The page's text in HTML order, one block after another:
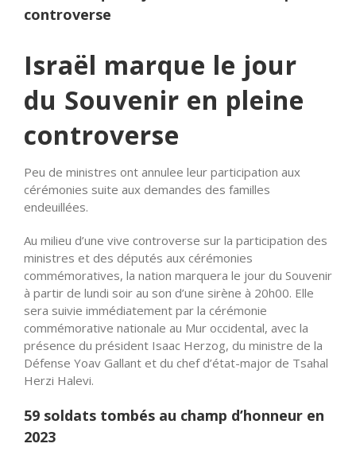
controverse
Israël marque le jour
du Souvenir en pleine
controverse
Peu de ministres ont annulee leur participation aux
cérémonies suite aux demandes des familles
endeuillées.
Au milieu d’une vive controverse sur la participation des
ministres et des députés aux cérémonies
commémoratives, la nation marquera le jour du Souvenir
à partir de lundi soir au son d’une sirène à 20h00. Elle
sera suivie immédiatement par la cérémonie
commémorative nationale au Mur occidental, avec la
présence du président Isaac Herzog, du ministre de la
Défense Yoav Gallant et du chef d’état-major de Tsahal
Herzi Halevi.
59 soldats tombés au champ d’honneur en
2023